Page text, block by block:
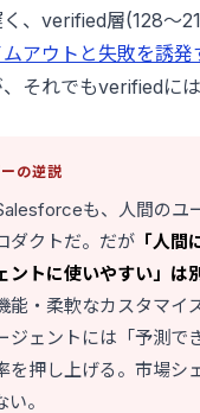
く、verified層(128〜
アウトと失敗を誘発
それでもverifiedには
の逆説
も、人間のユ
ダクトだ。だが 「人間
ントに使いやすい」は
能・柔軟なカスタマイ
ジェントには「予測で
を押し上げる。市場シ
。